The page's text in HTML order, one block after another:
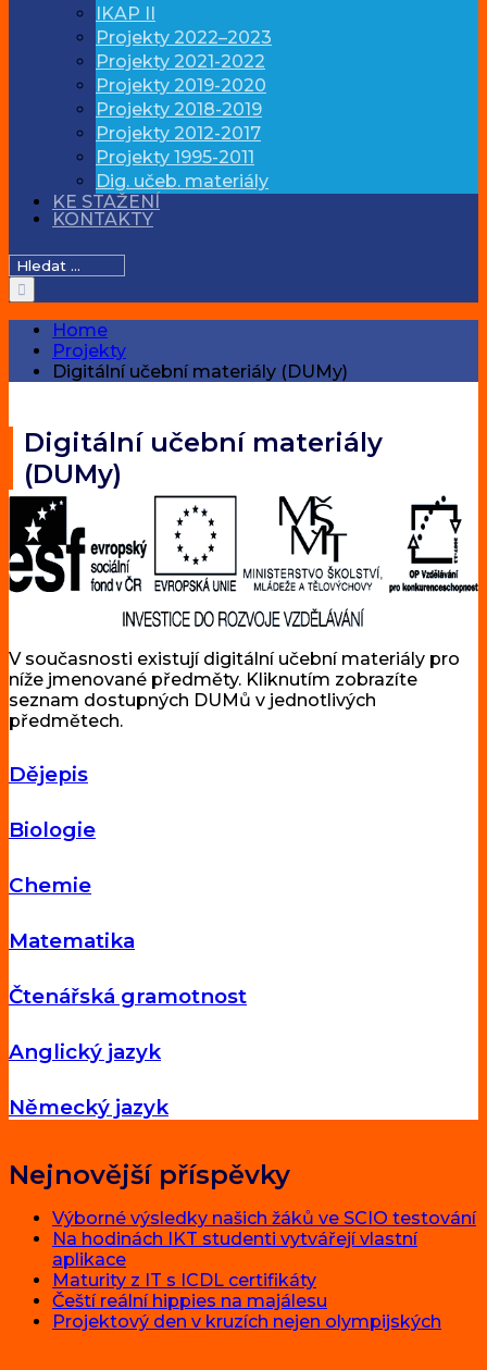
IKAP II
Projekty 2022–2023
Projekty 2021-2022
Projekty 2019-2020
Projekty 2018-2019
Projekty 2012-2017
Projekty 1995-2011
Dig. učeb. materiály
KE STAŽENÍ
KONTAKTY
Hledat:
Home
Projekty
Digitální učební materiály (DUMy)
Digitální učební materiály
(DUMy)
V současnosti existují digitální učební materiály pro
níže jmenované předměty. Kliknutím zobrazíte
seznam dostupných DUMů v jednotlivých
předmětech.
Dějepis
Biologie
Chemie
Matematika
Čtenářská gramotnost
Anglický jazyk
Německý jazyk
Nejnovější příspěvky
Výborné výsledky našich žáků ve SCIO testování
Na hodinách IKT studenti vytvářejí vlastní
aplikace
Maturity z IT s ICDL certifikáty
Čeští reální hippies na majálesu
Projektový den v kruzích nejen olympijských